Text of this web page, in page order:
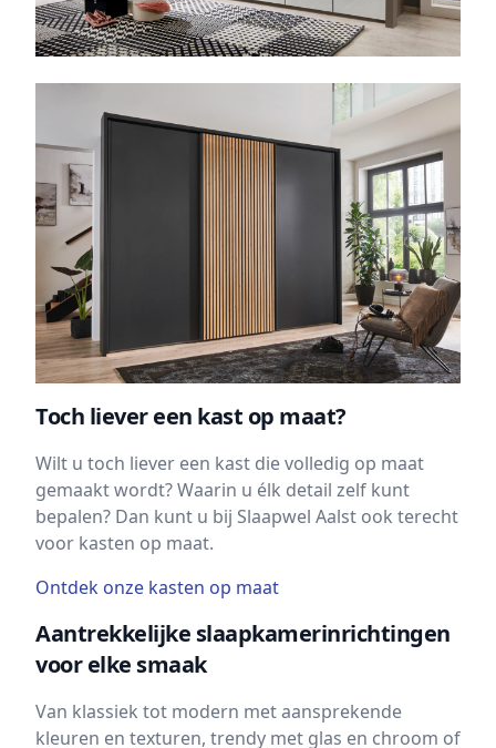
Toch liever een kast op maat?
Wilt u toch liever een kast die volledig op maat
gemaakt wordt? Waarin u élk detail zelf kunt
bepalen? Dan kunt u bij Slaapwel Aalst ook terecht
voor kasten op maat.
Ontdek onze kasten op maat
Aantrekkelijke slaapkamerinrichtingen
voor elke smaak
Van klassiek tot modern met aansprekende
kleuren en texturen, trendy met glas en chroom of